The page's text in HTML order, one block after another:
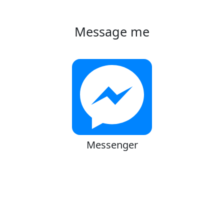
Message me
Messenger